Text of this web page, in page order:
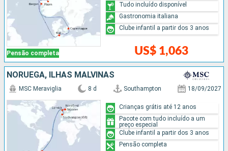
Pensão completa US$ 1,063
Tudo incluído disponível
Gastronomia italiana
Clube infantil a partir dos 3 anos
NORUEGA, ILHAS MALVINAS
MSC Meraviglia 8 d Southampton 18/09/2027
Crianças grátis até 12 anos
Pacote com tudo incluído a um
preço especial
Clube infantil a partir dos 3 anos
Pensão completa